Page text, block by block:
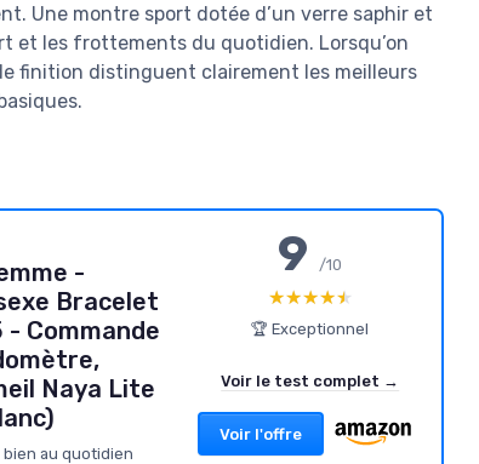
Une montre sport dotée d’un verre saphir et
et les frottements du quotidien. Lorsqu’on
finition distinguent clairement les meilleurs
-
Bracelet
Commande
Naya Lite
au quotidien
9/10
★★★★★
★★★★★
🏆 Exceptionnel
Voir le test complet →
Voir l'offre